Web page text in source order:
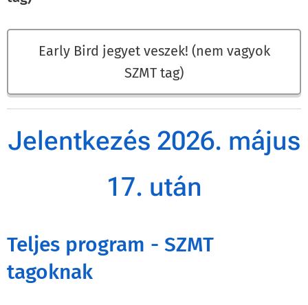
Early Bird jegyet veszek! (nem vagyok
SZMT tag)
Jelentkezés 2026. május
17. után
Teljes program - SZMT
tagoknak